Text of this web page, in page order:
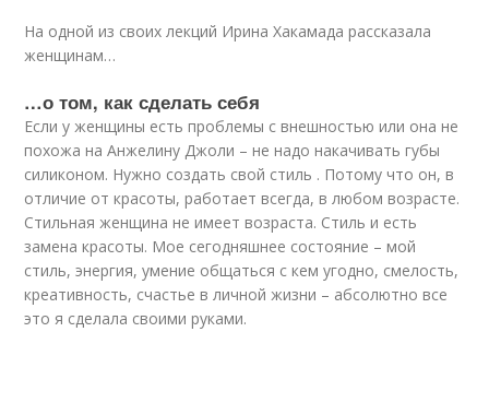
На одной из своих лекций Ирина Хакамада рассказала
женщинам…
…о том, как сделать себя
Если у женщины есть проблемы с внешностью или она не
похожа на Анжелину Джоли – не надо накачивать губы
силиконом. Нужно создать свой стиль . Потому что он, в
отличие от красоты, работает всегда, в любом возрасте.
Стильная женщина не имеет возраста. Стиль и есть
замена красоты. Мое сегодняшнее состояние – мой
стиль, энергия, умение общаться с кем угодно, смелость,
креативность, счастье в личной жизни – абсолютно все
это я сделала своими руками.